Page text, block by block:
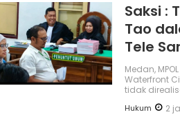
Saksi :
Tao
Tele
Medan,
Waterfront
tidak
Hukum 2